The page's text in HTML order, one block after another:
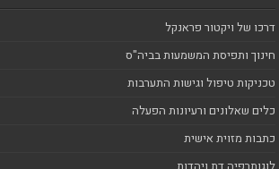
דרכו של ויקטור פראנקל
חינוך ותפיסת המשמעות בביה"ס
טכניקות טיפול וגישות התערבות
כלים שאלונים ורעיונות הפעלה
כתבות מזוית אישית